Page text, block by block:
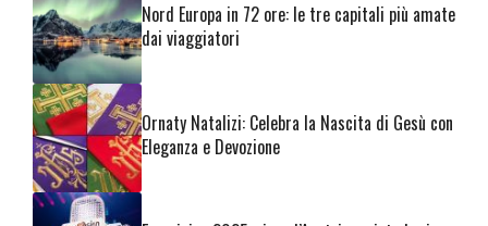
Nord Europa in 72 ore: le tre capitali più amate
dai viaggiatori
Ornaty Natalizi: Celebra la Nascita di Gesù con
Eleganza e Devozione